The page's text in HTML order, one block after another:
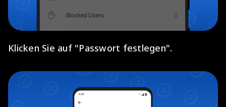
Klicken Sie auf "Passwort festlegen".